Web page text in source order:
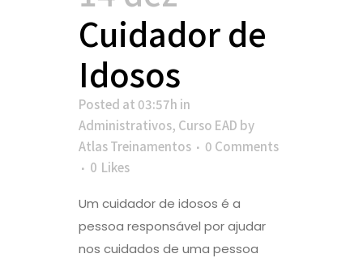
Cuidador de
Idosos
Posted at 03:57h in
Administrativos, Curso EAD by
Atlas Treinamentos
0 Comments
0 Likes
Um cuidador de idosos é a
pessoa responsável por ajudar
nos cuidados de uma pessoa